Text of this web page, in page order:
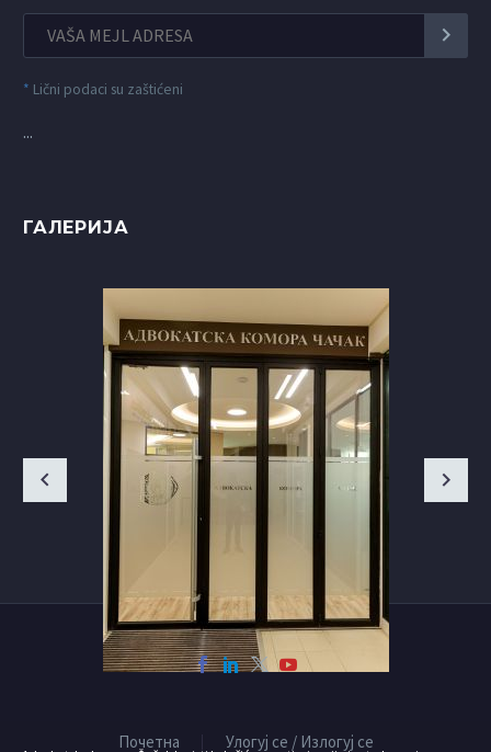
* Lični podaci su zaštićeni
...
ГАЛЕРИЈА
Почетна Улогуј се / Излогуј се